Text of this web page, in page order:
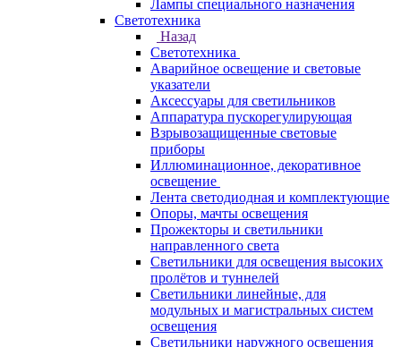
Лампы специального назначения
Светотехника
Назад
Светотехника
Аварийное освещение и световые
указатели
Аксессуары для светильников
Аппаратура пускорегулирующая
Взрывозащищенные световые
приборы
Иллюминационное, декоративное
освещение
Лента светодиодная и комплектующие
Опоры, мачты освещения
Прожекторы и светильники
направленного света
Светильники для освещения высоких
пролётов и туннелей
Светильники линейные, для
модульных и магистральных систем
освещения
Светильники наружного освещения